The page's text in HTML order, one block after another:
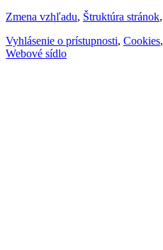
Zmena vzhľadu, Štruktúra stránok,
Vyhlásenie o prístupnosti, Cookies,
Webové sídlo